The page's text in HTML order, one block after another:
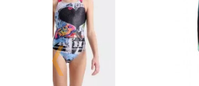
❬